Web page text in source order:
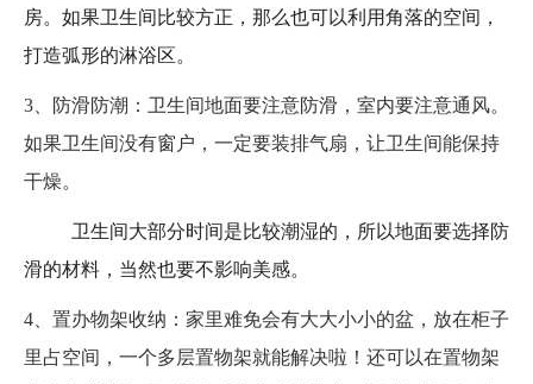
房。如果卫生间比较方正，那么也可以利用角落的空间，
打造弧形的淋浴区。
3、防滑防潮：卫生间地面要注意防滑，室内要注意通风。
如果卫生间没有窗户，一定要装排气扇，让卫生间能保持
干燥。
卫生间大部分时间是比较潮湿的，所以地面要选择防
滑的材料，当然也要不影响美感。
4、置办物架收纳：家里难免会有大大小小的盆，放在柜子
里占空间，一个多层置物架就能解决啦！还可以在置物架